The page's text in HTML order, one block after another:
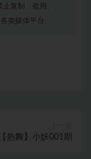
复制、盗用、
类媒体平台。
【热舞】小妖001期